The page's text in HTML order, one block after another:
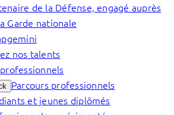
de la Défense, engagé auprès
Garde nationale
nos talents
Parcours professionnels
et jeunes diplômés